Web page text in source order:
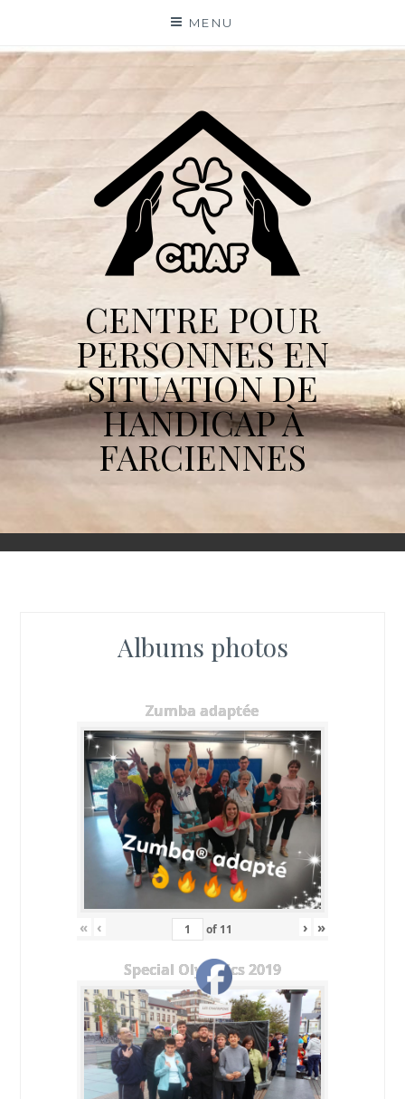
content
MENU
CENTRE POUR
PERSONNES EN
SITUATION DE
HANDICAP À
FARCIENNES
Albums photos
Zumba adaptée
« ‹ of 11 › »
Special Olympics 2019